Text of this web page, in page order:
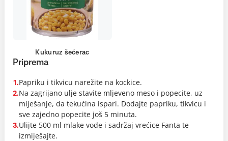
Kukuruz šećerac
Priprema
1.Papriku i tikvicu narežite na kockice.
2.Na zagrijano ulje stavite mljeveno meso i popecite, uz
miješanje, da tekućina ispari. Dodajte papriku, tikvicu i
sve zajedno popecite još 5 minuta.
3.Ulijte 500 ml mlake vode i sadržaj vrećice Fanta te
izmiješajte.